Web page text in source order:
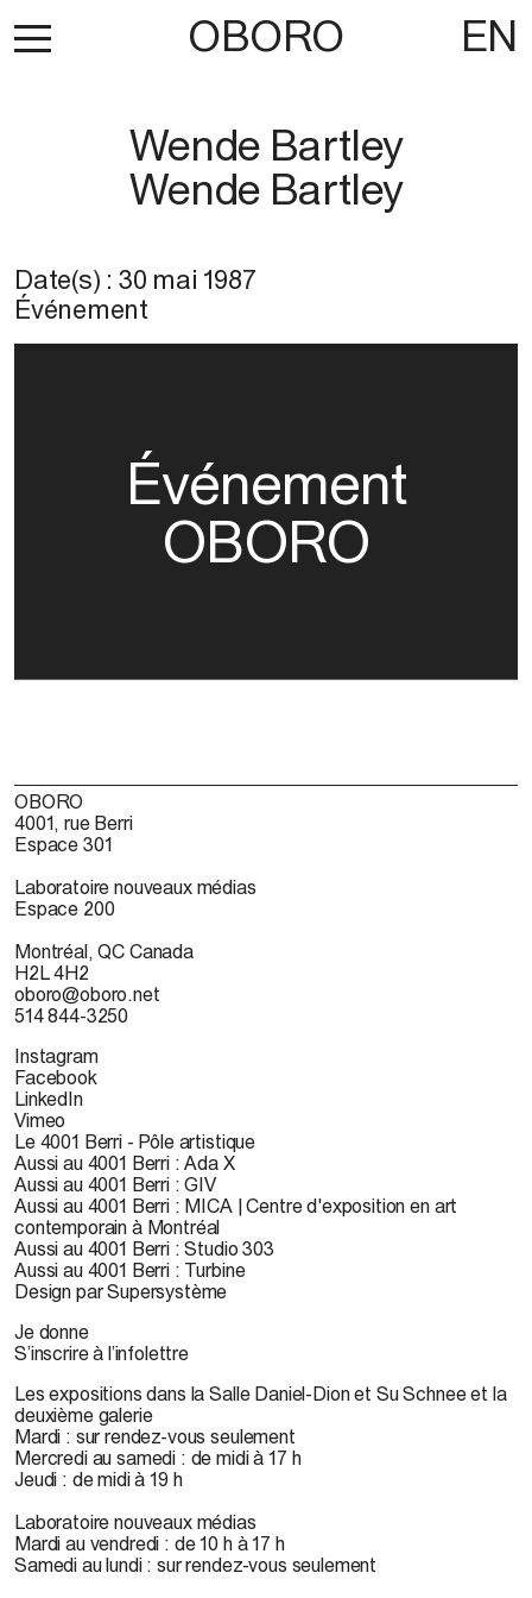
OBORO EN
Wende Bartley
Wende Bartley
Date(s) : 30 mai 1987
Événement
Événement
OBORO
OBORO
4001, rue Berri
Espace 301
Laboratoire nouveaux médias
Espace 200
Montréal, QC Canada
H2L 4H2
oboro@oboro.net
514 844-3250
Instagram
Facebook
LinkedIn
Vimeo
Le 4001 Berri - Pôle artistique
Aussi au 4001 Berri : Ada X
Aussi au 4001 Berri : GIV
Aussi au 4001 Berri : MICA | Centre d'exposition en art
contemporain à Montréal
Aussi au 4001 Berri : Studio 303
Aussi au 4001 Berri : Turbine
Design par Supersystème
Je donne
S’inscrire à l’infolettre
Les expositions dans la Salle Daniel-Dion et Su Schnee et la
deuxième galerie
Mardi : sur rendez-vous seulement
Mercredi au samedi : de midi à 17 h
Jeudi : de midi à 19 h
Laboratoire nouveaux médias
Mardi au vendredi : de 10 h à 17 h
Samedi au lundi : sur rendez-vous seulement